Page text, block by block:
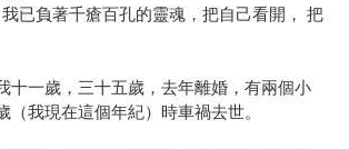
已負著千瘡百孔的靈魂，把自己看開， 把
十一歲，三十五歲，去年離婚，有兩個小
（我現在這個年紀）時車禍去世。